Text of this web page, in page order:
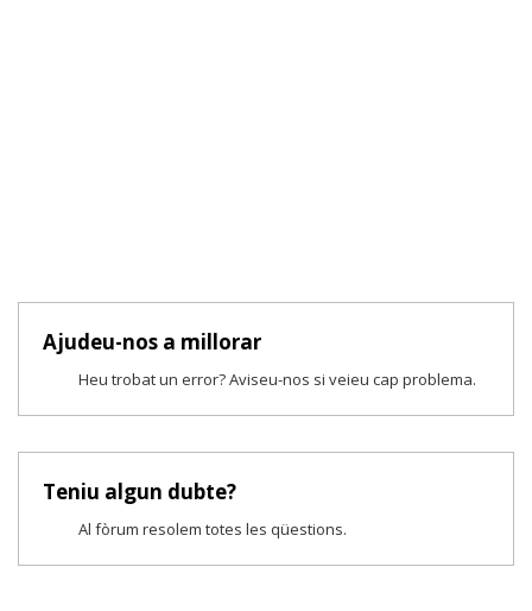
Ajudeu-nos a millorar
Heu trobat un error? Aviseu-nos si veieu cap problema.
Teniu algun dubte?
Al fòrum resolem totes les qüestions.